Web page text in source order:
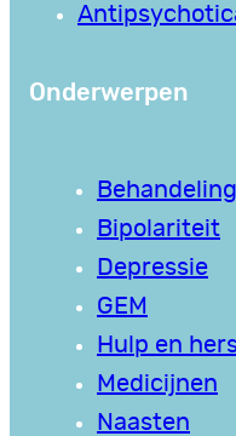
Onderwerpen
Behandeling
Bipolariteit
Depressie
GEM
Hulp en
Medicijnen
Naasten